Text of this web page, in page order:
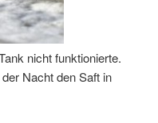
nicht funktionierte.
Nacht den Saft in